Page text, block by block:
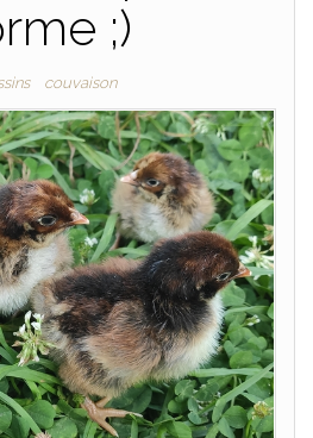
;)
couvaison